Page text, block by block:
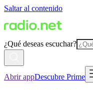
Saltar al contenido
¿Qué deseas escuchar?
Abrir appDescubre Prime